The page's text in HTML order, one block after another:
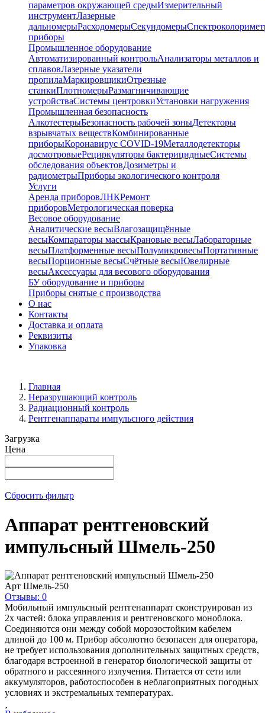
параметров окружающей средыИзмерительный
инструментЛазерные
дальномерыРасходомерыСекундомеры
приборы
Промышленное оборудование
Автоматизированный контрольАнализаторы металлов и
сплавовЛазерные указатели
пропилаМаркировщикиОтрезные
станкиПлотномерыРазмагничивающие
устройстваСистемы центровкиУстановки нагружения
Промышленная безопасность
АлкотестерыБезопасность рабочей зоныДетекторы
взрывчатых веществКомбинированные
приборыКоронавирус COVID-19Металлодетекторы
досмотровыеРециркуляторы бактерицидныеСистемы
обследования объектовДозиметры и
радиометрыПриборы экологического контроля
Услуги
Аренда приборовЛНКРемонт
приборовМетрологическая поверка
Весовое оборудование
Аналитические весыВлагозащищённые
весыКомпараторы массыКрановые весыЛабораторные
весыПлатформенные весыПолумикровесыПортативные
весыПорционные весыСчётные весыЮвелирные
весыАксессуары для весового оборудования
БУ оборудование и приборы
Приборы снятые с производства
О нас
Контакты
Доставка и оплата
Реквизиты
Упаковка
Главная
Неразрушающий контроль
Радиационный контроль
Рентгенаппараты импульсного действия
Загрузка
Цена
Сбросить фильтр
Аппарат рентгеновский
импульсный Шмель-250
Арт Шмель-250
Отзывы: 0
Мобильный импульсный рентгенаппарат сконструирован из
2х частей: блока управления и рентгеновского моноблока.
Соединяются они между собой морозостойким кабелем
длиной до 100 м. Прибор абсолютно безопасен для оператора,
не требует использования дополнительных защитных средств,
благодаря встроенной в генератор биологической защиты от
обратного и рассеянного излучения. Питается от сети или
аккумуляторов, работоспособен в неблагоприятных погодных
условиях и экстремальных температурах.